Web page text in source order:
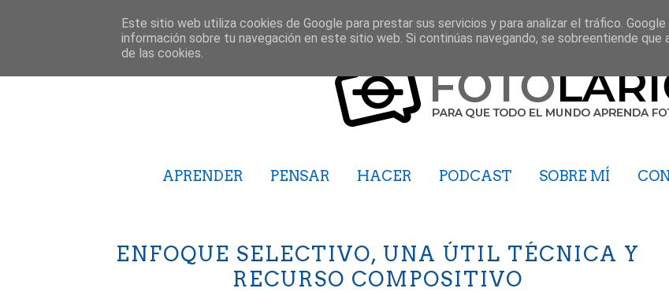
APRENDER PENSAR HACER PODCAST SOBRE MÍ
ENFOQUE SELECTIVO, UNA ÚTIL TÉCNICA Y
RECURSO COMPOSITIVO
Este sitio web utiliza cookies de Google para prestar sus servicios y para analizar el tráfico. Google
información sobre tu navegación en este sitio web. Si continúas navegando, se sobreentiende que
de las cookies.